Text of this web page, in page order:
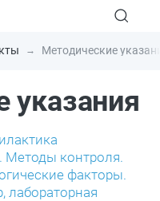
Методические
указания
Методы контроля.
факторы.
лабораторная